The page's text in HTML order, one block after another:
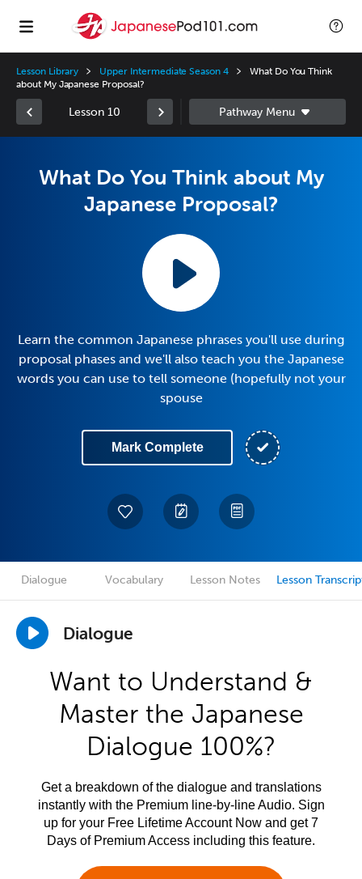
Lesson Library Upper Intermediate Season 4
What Do You Think
about My Japanese Proposal?
Lesson 10
What Do You Think about My
Japanese Proposal?
Learn the common Japanese phrases you'll use during
proposal phases and we'll also teach you the Japanese
words you can use to tell someone (hopefully not your
spouse
Mark Complete
Dialogue Vocabulary Lesson Notes Lesson
Dialogue
Want to Understand &
Master the Japanese
Dialogue 100%?
Get a breakdown of the dialogue and translations
instantly with the Premium line-by-line Audio. Sign
up for your Free Lifetime Account Now and get 7
Days of Premium Access including this feature.